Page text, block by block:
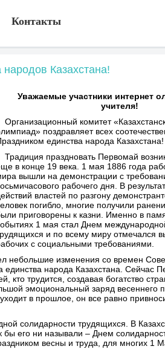
Контакты
Казахстана!
Уважаемые участники интернет
учителя!
Организационный комитет
поздравляет всех
единства народа Казахстана!
Традиция праздновать Первомай
в конце 19 века. 1 мая 1886 года
вышли на демонстрации с
рабочего дня. В
властей по разгону
погибло, многие получили
приговорены к казни. Именно в
1 мая стал Днем
и по всему миру отмечался
с социальными требованиями.
небольшие изменения со времен
единства народа Казахстана. Сейчас
кто трудится, создавая богатство
эмоциональный заряд весеннего
в прошлое, он все равно
солидарности трудящихся. В
бы его ни называли – Днем
весны и труда, для многих 1